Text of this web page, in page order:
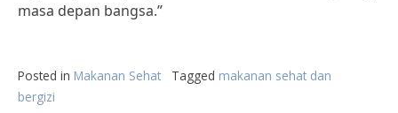
masa depan bangsa.”
Posted in Makanan Sehat Tagged makanan sehat dan
bergizi